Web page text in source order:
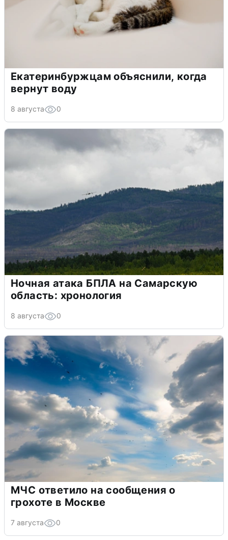
Екатеринбуржцам объяснили, когда
вернут воду
8 августа 0
Ночная атака БПЛА на Самарскую
область: хронология
8 августа 0
МЧС ответило на сообщения о
грохоте в Москве
7 августа 0